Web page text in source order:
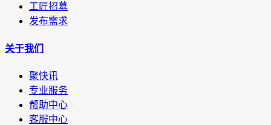
工匠招募
发布需求
关于我们
聚快讯
专业服务
帮助中心
客服中心